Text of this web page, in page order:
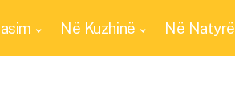
Në Kuzhinë Në Natyrë